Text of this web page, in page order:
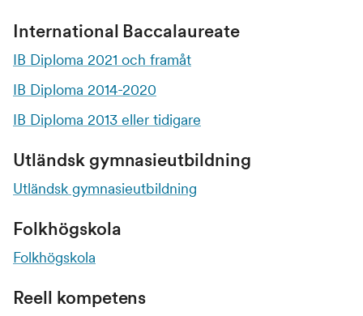
International Baccalaureate
IB Diploma 2021 och framåt
IB Diploma 2014-2020
IB Diploma 2013 eller tidigare
Utländsk gymnasieutbildning
Utländsk gymnasieutbildning
Folkhögskola
Folkhögskola
Reell kompetens